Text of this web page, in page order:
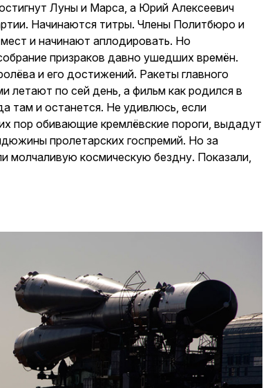
Луны и Марса, а Юрий Алексеевич
Начинаются титры. Члены Политбюро и
и начинают аплодировать. Но
призраков давно ушедших времён.
и его достижений. Ракеты главного
летают по сей день, а фильм как родился в
там и останется. Не удивлюсь, если
пор обивающие кремлёвские пороги, выдадут
пролетарских госпремий. Но за
молчаливую космическую бездну. Показали,